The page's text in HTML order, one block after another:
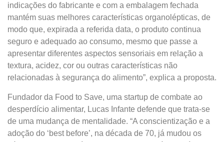
indicações do fabricante e com a embalagem fechada
mantém suas melhores características organolépticas, de
modo que, expirada a referida data, o produto continua
seguro e adequado ao consumo, mesmo que passe a
apresentar diferentes aspectos sensoriais em relação a
textura, acidez, cor ou outras características não
relacionadas à segurança do alimento”, explica a proposta.
Fundador da Food to Save, uma startup de combate ao
desperdício alimentar, Lucas Infante defende que trata-se
de uma mudança de mentalidade. “A conscientização e a
adoção do ‘best before’, na década de 70, já mudou os